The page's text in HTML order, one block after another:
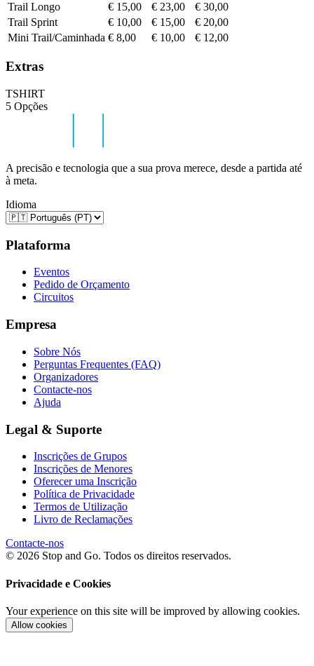
Trail Longo
€ 15,00 € 23,00
€ 30,00
Trail Sprint
€ 10,00 € 15,00
€ 20,00
Mini Trail/Caminhada € 8,00 € 10,00 € 12,00
Extras
TSHIRT
5 Opções
A precisão e tecnologia que a sua prova merece, desde a partida até
à meta.
Idioma
Plataforma
Eventos
Pedido de Orçamento
Circuitos
Empresa
Sobre Nós
Perguntas Frequentes (FAQ)
Organizadores
Contacte-nos
Ajuda
Legal & Suporte
Inscrições de Grupos
Inscrições de Menores
Oferecer uma Inscrição
Política de Privacidade
Termos de Utilização
Livro de Reclamações
Contacte-nos
© 2026 Stop and Go. Todos os direitos reservados.
Privacidade e Cookies
Your experience on this site will be improved by allowing cookies.
Allow cookies